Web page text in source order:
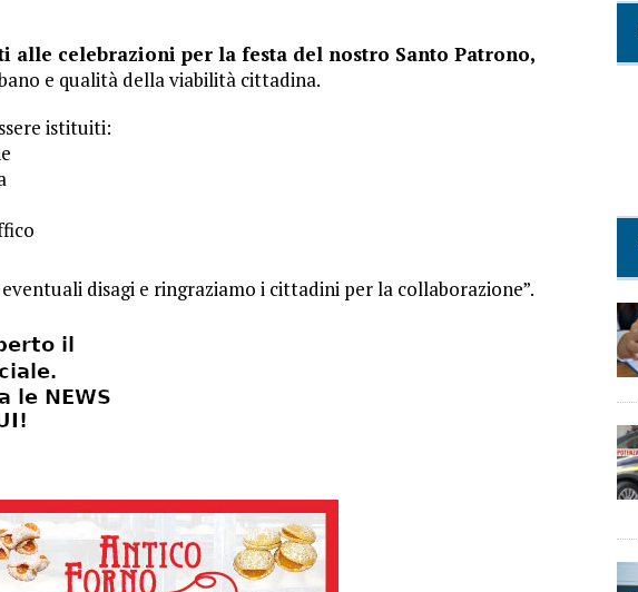
alle celebrazioni per la festa del nostro Santo Patrono,
e qualità della viabilità cittadina.
istituiti:
disagi e ringraziamo i cittadini per la collaborazione”.